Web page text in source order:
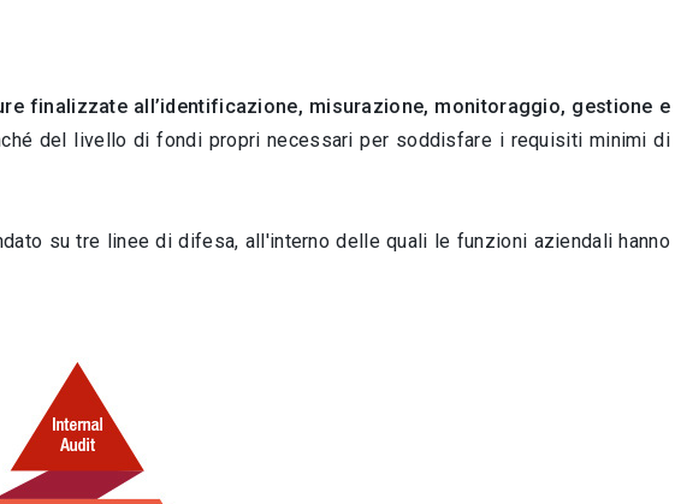
finalizzate all’identificazione, misurazione, monitoraggio, gestione e
del livello di fondi propri necessari per soddisfare i requisiti minimi di
su tre linee di difesa, all'interno delle quali le funzioni aziendali hanno